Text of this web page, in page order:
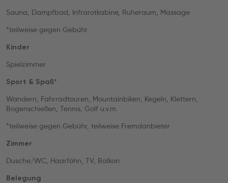
Sauna, Dampfbad, Infrarotkabine, Ruheraum, Massage
*teilweise gegen Gebühr
Kinder
Spielzimmer
Sport & Spaß*
Wandern, Fahrradtouren, Mountainbiken, Kegeln, Klettern,
Bogenschießen, Tennis, Golf u.v.m.
*teilweise gegen Gebühr, teilweise Fremdanbieter
Zimmer
Dusche/WC, Haarföhn, TV, Balkon
Belegung